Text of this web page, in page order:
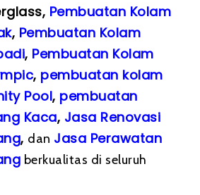
Pembuatan Kolam
, Pembuatan Kolam
, Pembuatan Kolam
, pembuatan kolam
Pool, pembuatan
Kaca, Jasa Renovasi
, dan Jasa Perawatan
berkualitas di seluruh